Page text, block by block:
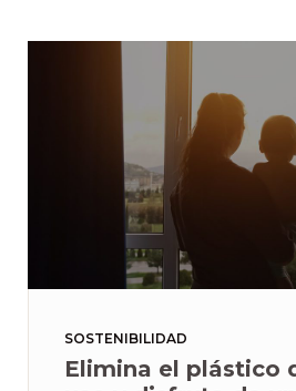
SOSTENIBILIDAD
Elimina el plástico